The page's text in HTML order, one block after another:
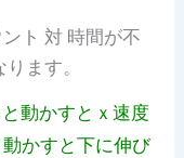
ト 対 時間が不
ます。
動かすとｘ速度
かすと下に伸び